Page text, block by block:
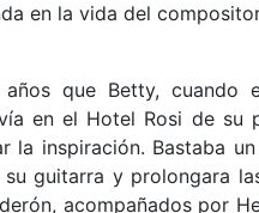
en la vida del
años que Betty, cuando
en el Hotel Rosi de su
inspiración. Bastaba
guitarra y prolongara
acompañados por